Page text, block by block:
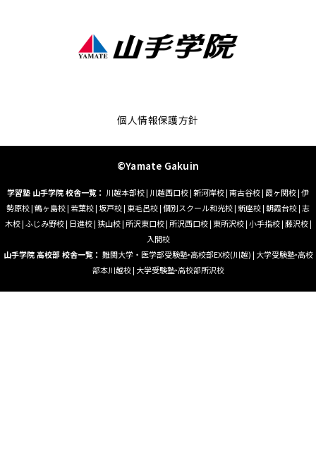
個人情報保護方針
©Yamate Gakuin
学習塾 山手学院 校舎一覧： 川越本部校| 川越西口校|新河岸校|南古谷校| 霞ヶ関校|伊
勢原校|鶴ヶ島校|若葉校|坂戸校| 東毛呂校|個別スクール和光校|新座校|朝霞台校|志
木校|ふじみ野校| 日進校|狭山校| 所沢東口校| 所沢西口校| 東所沢校|小手指校|藤沢校|
入間校
山手学院 高校部 校舎一覧： 難関大学・医学部受験塾‣高校部EX校(川越)| 大学受験塾‣高校
部本川越校| 大学受験塾‣高校部所沢校